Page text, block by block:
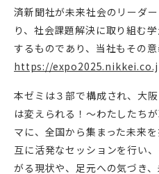
済新聞社が未来社会のリーダ
り、社会課題解決に取り組む
するものであり、当社もその
https://
本ゼミは３部で構成され、大
は変えられる！～わたしたち
マに、全国から集まった未来
互に活発なセッションを行い
がる現状や、足元への気づき